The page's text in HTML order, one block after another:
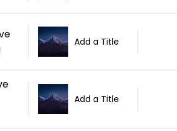
Add a Title
Add a Title